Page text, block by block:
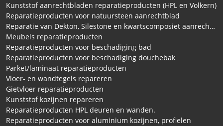
Kunststof aanrechtbladen reparatieproducten (HPL en Volkern)
Reparatieproducten voor natuursteen aanrechtblad
Reparatie van Dekton, Silestone en kwartscomposiet aanrechtbladen
Meubels reparatieproducten
Reparatieproducten voor beschadiging bad
Reparatieproducten voor beschadiging douchebak
Parket/laminaat reparatieproducten
Vloer- en wandtegels repareren
Gietvloer reparatieproducten
Kunststof kozijnen repareren
Reparatieproducten HPL deuren en wanden.
Reparatieproducten voor aluminium kozijnen, profielen